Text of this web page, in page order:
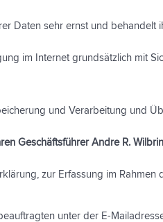
Daten sehr ernst und
im Internet grundsätzlich mit
und Verarbeitung und
Geschäftsführer Andre R.
zur Erfassung im
unter der E-